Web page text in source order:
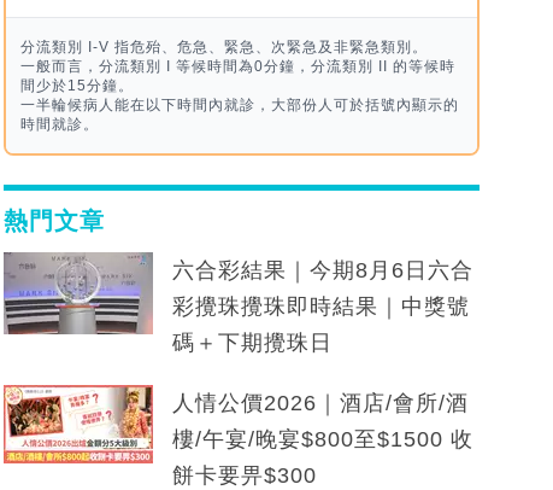
分流類別 I-V 指危殆、危急、緊急、次緊急及非緊急類別。
一般而言，分流類別 I 等候時間為0分鐘，分流類別 II 的等候時
間少於15分鐘。
一半輪候病人能在以下時間內就診，大部份人可於括號內顯示的
時間就診。
熱門文章
六合彩結果｜今期8月6日六合
彩攪珠攪珠即時結果｜中獎號
碼＋下期攪珠日
人情公價2026｜酒店/會所/酒
樓/午宴/晚宴$800至$1500 收
餅卡要畀$300